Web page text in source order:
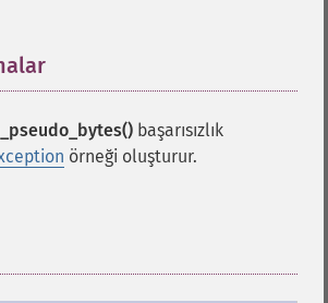
başarısızlık
örneği oluşturur.